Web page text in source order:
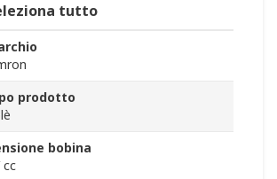
tutto
prodotto
bobina
cc